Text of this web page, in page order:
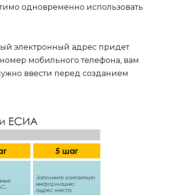
одновременно использовать
электронный адрес придет
мобильного телефона, вам
ввести перед созданием